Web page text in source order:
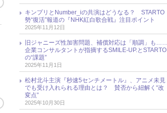
キンプリとNumber_iの共演はどうなる？ STARTO
勢“復活”報道の『NHK紅白歌合戦』注目ポイント
2025年11月12日
旧ジャニーズ性加害問題、補償対応は「順調」も……
企業コンサルタントが指摘するSMILE-UP.とSTARTO
の“課題”
2025年11月1日
松村北斗主演『秒速5センチメートル』、アニメ未見
でも受け入れられる理由とは？ 賛否から紐解く“改
変点”
2025年10月30日